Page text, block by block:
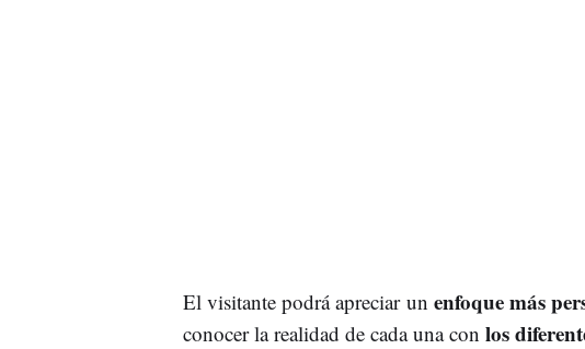
El visitante podrá apreciar un enfoque más
conocer la realidad de cada una con los